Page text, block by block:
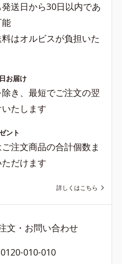
送日から30日以内であ
はオルビスが負担いた
お届け
き、最短でご注文の翌
たします
ント
注文商品の合計個数ま
だけます
詳しくはこちら
文・お問い合わせ
0120-010-010